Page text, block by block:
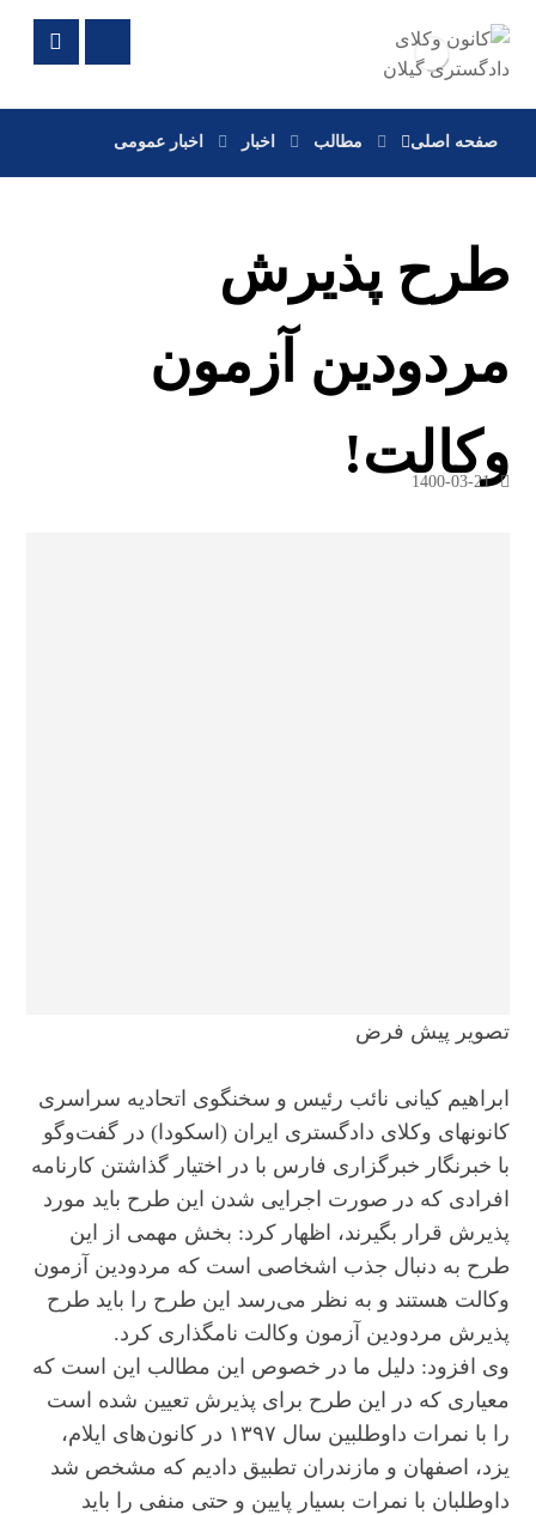
صفحه اصلی مطالب اخبار اخبار عمومی
طرح پذیرش
مردودین آزمون
وکالت!
1400-03-21
تصویر پیش فرض
ابراهیم کیانی نائب رئیس و سخنگوی اتحادیه سراسری
کانونهای وکلای دادگستری ایران (اسکودا) در گفت‌وگو
با خبرنگار خبرگزاری فارس با در اختیار گذاشتن کارنامه
افرادی که در صورت اجرایی شدن این طرح باید مورد
پذیرش قرار بگیرند، اظهار کرد: بخش مهمی از این
طرح به دنبال جذب اشخاصی است که مردودین آزمون
وکالت هستند و به نظر می‌رسد این طرح را باید طرح
پذیرش مردودین آزمون وکالت نامگذاری کرد.
وی افزود: دلیل ما در خصوص این مطالب این است که
معیاری که در این طرح برای پذیرش تعیین شده است
را با نمرات داوطلبین سال ۱۳۹۷ در کانون‌های ایلام،
یزد، اصفهان و مازندران تطبیق دادیم که مشخص شد
داوطلبان با نمرات بسیار پایین و حتی منفی را باید